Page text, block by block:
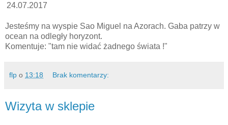
24.07.2017
Jesteśmy na wyspie Sao Miguel na Azorach. Gaba patrzy w
ocean na odległy horyzont.
Komentuje: "tam nie widać żadnego świata !"
flp o 13:18 Brak komentarzy:
Wizyta w sklepie